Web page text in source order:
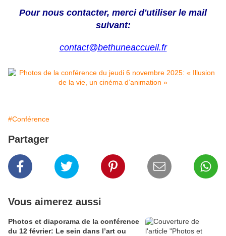
Pour nous contacter, merci d'utiliser le mail
suivant:
contact@bethuneaccueil.fr
#Conférence
Partager
Vous aimerez aussi
Photos et diaporama de la conférence
du 12 février: Le sein dans l’art ou